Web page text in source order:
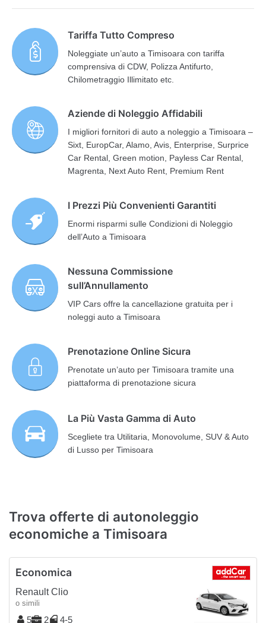
Tariffa Tutto Compreso
Noleggiate un’auto a Timisoara con tariffa
comprensiva di CDW, Polizza Antifurto,
Chilometraggio Illimitato etc.
Aziende di Noleggio Affidabili
I migliori fornitori di auto a noleggio a Timisoara –
Sixt, EuropCar, Alamo, Avis, Enterprise, Surprice
Car Rental, Green motion, Payless Car Rental,
Magrenta, Next Auto Rent, Premium Rent
I Prezzi Più Convenienti Garantiti
Enormi risparmi sulle Condizioni di Noleggio
dell’Auto a Timisoara
Nessuna Commissione
sull’Annullamento
VIP Cars offre la cancellazione gratuita per i
noleggi auto a Timisoara
Prenotazione Online Sicura
Prenotate un’auto per Timisoara tramite una
piattaforma di prenotazione sicura
La Più Vasta Gamma di Auto
Scegliete tra Utilitaria, Monovolume, SUV & Auto
di Lusso per Timisoara
Trova offerte di autonoleggio
economiche a Timisoara
Economica
Renault Clio
o simili
5 2 4-5